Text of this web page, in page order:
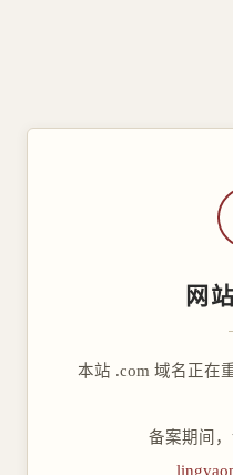
网
本站 .com 域名正在
备案期间